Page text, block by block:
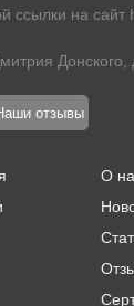
ссылки на сайт
Донского,
отзывы
О